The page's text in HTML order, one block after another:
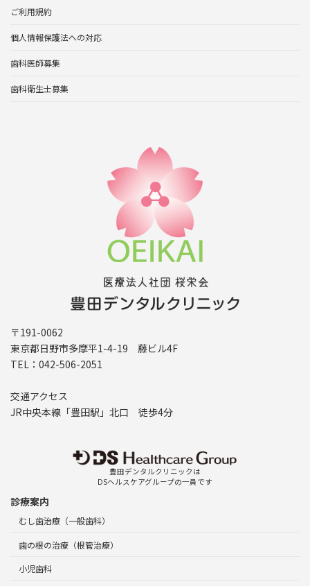
ご利用規約
個人情報保護法への対応
歯科医師募集
歯科衛生士募集
〒191-0062
東京都日野市多摩平1-4-19 藤ビル4F
TEL：042-506-2051
交通アクセス
JR中央本線「豊田駅」北口 徒歩4分
豊田デンタルクリニックは
DSヘルスケアグループの一員です
診療案内
むし歯治療（一般歯科）
歯の根の治療（根管治療）
小児歯科